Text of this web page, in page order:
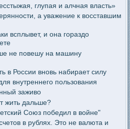
глупая и алчная власть»
а уважение к восставшим
всплывет, и она гораздо
не повешу на машину
в России вновь набирает силу
внутреннего пользования
заживо
жить дальше?
Союз победил в войне"
в рублях. Это не валюта и